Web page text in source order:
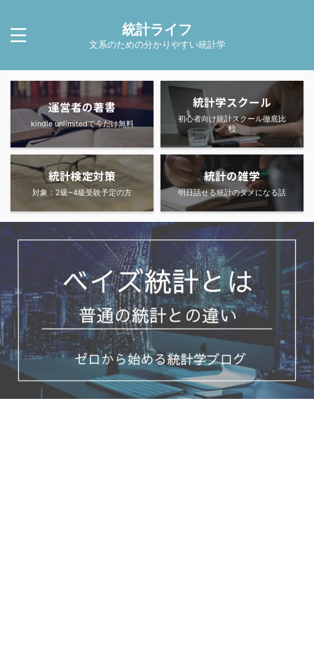
統計ライフ
文系のための分かりやすい統計学
運営者の著書
kindle unlimitedで今だけ無料
統計学スクール
初心者向け統計スクール徹底比
較
統計検定対策
対象：2級~4級受験予定の方
統計の雑学
明日話せる統計のタメになる話